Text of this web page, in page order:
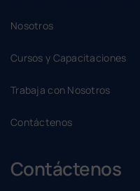
Nosotros
Cursos y Capacitaciones
Trabaja con Nosotros
Contáctenos
Contáctenos